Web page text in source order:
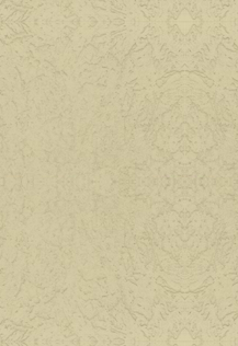
Приятного